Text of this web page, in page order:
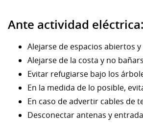
Ante actividad eléctrica:
Alejarse de espacios abiertos
Alejarse de la costa y no
Evitar refugiarse bajo los
En la medida de lo posible,
En caso de advertir cables de
Desconectar antenas y